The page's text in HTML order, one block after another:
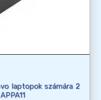
laptopok számára 2